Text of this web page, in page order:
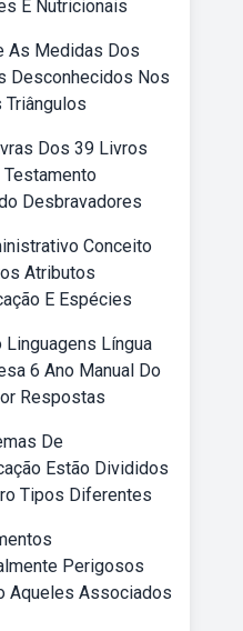
E Nutricionais
As Medidas Dos
Desconhecidos Nos
Dos 39 Livros
Testamento
Desbravadores
Conceito
Atributos
E Espécies
Linguagens Língua
6 Ano Manual Do
Respostas
De
Estão Divididos
Tipos Diferentes
Perigosos
Aqueles Associados